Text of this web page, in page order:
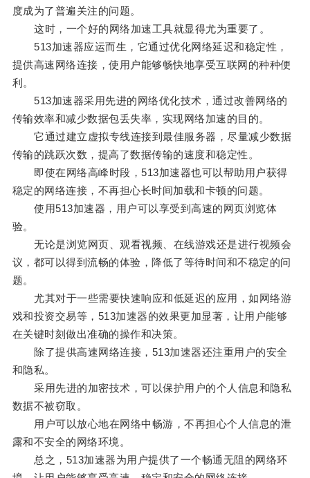
度成为了普遍关注的问题。
这时，一个好的网络加速工具就显得尤为重要了。
513加速器应运而生，它通过优化网络延迟和稳定性，
提供高速网络连接，使用户能够畅快地享受互联网的种种便
利。
513加速器采用先进的网络优化技术，通过改善网络的
传输效率和减少数据包丢失率，实现网络加速的目的。
它通过建立虚拟专线连接到最佳服务器，尽量减少数据
传输的跳跃次数，提高了数据传输的速度和稳定性。
即使在网络高峰时段，513加速器也可以帮助用户获得
稳定的网络连接，不再担心长时间加载和卡顿的问题。
使用513加速器，用户可以享受到高速的网页浏览体
验。
无论是浏览网页、观看视频、在线游戏还是进行视频会
议，都可以得到流畅的体验，降低了等待时间和不稳定的问
题。
尤其对于一些需要快速响应和低延迟的应用，如网络游
戏和投资交易等，513加速器的效果更加显著，让用户能够
在关键时刻做出准确的操作和决策。
除了提供高速网络连接，513加速器还注重用户的安全
和隐私。
采用先进的加密技术，可以保护用户的个人信息和隐私
数据不被窃取。
用户可以放心地在网络中畅游，不再担心个人信息的泄
露和不安全的网络环境。
总之，513加速器为用户提供了一个畅通无阻的网络环